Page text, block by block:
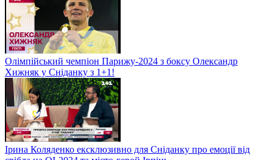
Олімпійський чемпіон Парижу-2024 з боксу Олександр
Хижняк у Сніданку з 1+1!
Ірина Коляденко ексклюзивно для Сніданку про емоції від